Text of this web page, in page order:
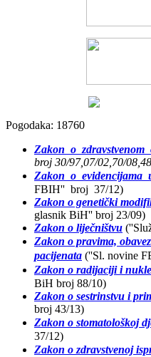
Pogodaka: 18760
Zakon o zdravstvenom
broj 30/97,07/02,70/
Zakon o evidencijama
FBIH'' broj 37/12)
Zakon o genetički
glasnik BiH'' broj 23/09)
Zakon o liječništvu
Zakon o pravima,
pacijenata (''Sl. novine
Zakon o radijaciji i
BiH broj 88/10)
Zakon o sestrinstvu i
broj 43/13)
Zakon o stomatološkoj
37/12)
Zakon o zdravstvenoj